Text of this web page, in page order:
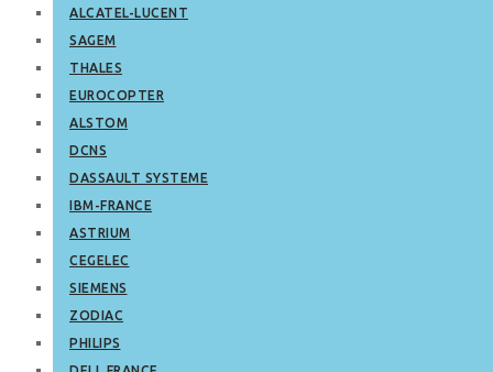
ALCATEL-LUCENT
SAGEM
THALES
EUROCOPTER
ALSTOM
DCNS
DASSAULT SYSTEME
IBM-FRANCE
ASTRIUM
CEGELEC
SIEMENS
ZODIAC
PHILIPS